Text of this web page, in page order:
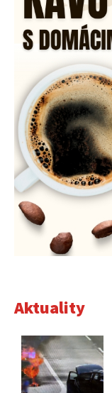
Aktuality